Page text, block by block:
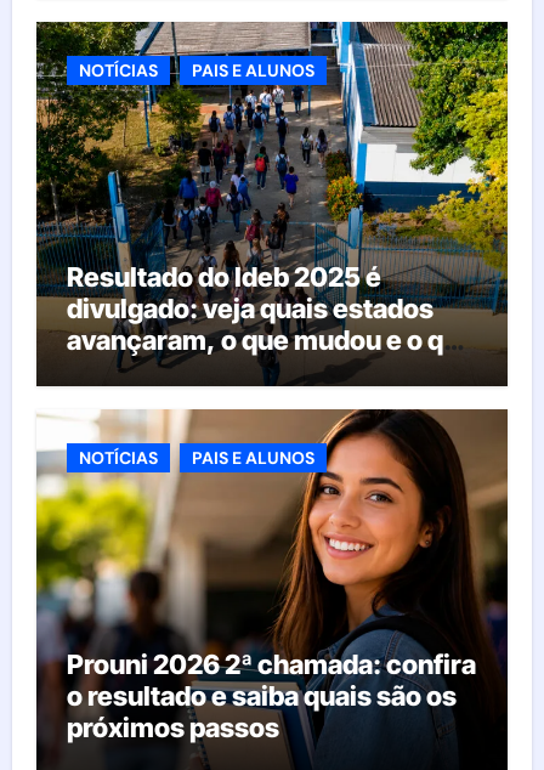
NOTÍCIAS PAIS E ALUNOS
Resultado do Ideb 2025 é
divulgado: veja quais estados
avançaram, o que mudou e o que
esperar da educação brasileira
NOTÍCIAS PAIS E ALUNOS
Prouni 2026 2ª chamada: confira
o resultado e saiba quais são os
próximos passos